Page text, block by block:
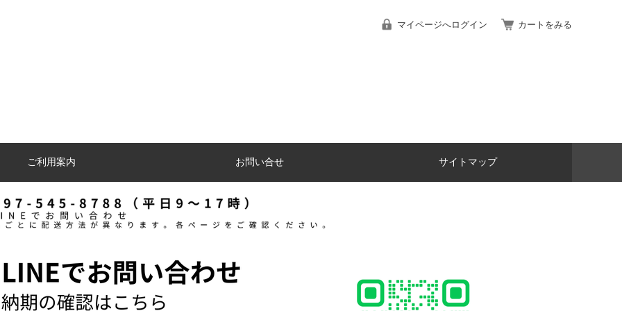
マイページへログイン カートをみる
ご利用案内 お問い合せ サイトマップ